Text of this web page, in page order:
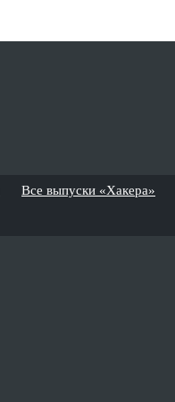
Все выпуски «Хакера»